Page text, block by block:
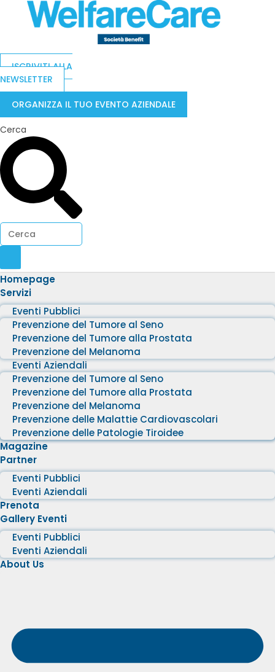
ISCRIVITI ALLA
NEWSLETTER
ORGANIZZA IL TUO EVENTO AZIENDALE
Cerca
Homepage
Servizi
Eventi Pubblici
Prevenzione del Tumore al Seno
Prevenzione del Tumore alla Prostata
Prevenzione del Melanoma
Eventi Aziendali
Prevenzione del Tumore al Seno
Prevenzione del Tumore alla Prostata
Prevenzione del Melanoma
Prevenzione delle Malattie Cardiovascolari
Prevenzione delle Patologie Tiroidee
Magazine
Partner
Eventi Pubblici
Eventi Aziendali
Prenota
Gallery Eventi
Eventi Pubblici
Eventi Aziendali
About Us